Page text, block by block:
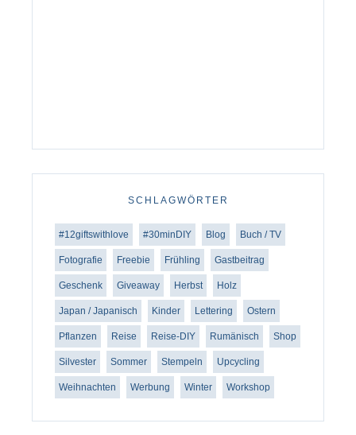
SCHLAGWÖRTER
#12giftswithlove #30minDIY Blog Buch / TV
Fotografie Freebie Frühling Gastbeitrag
Geschenk Giveaway Herbst Holz
Japan / Japanisch Kinder Lettering Ostern
Pflanzen Reise Reise-DIY Rumänisch Shop
Silvester Sommer Stempeln Upcycling
Weihnachten Werbung Winter Workshop